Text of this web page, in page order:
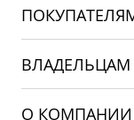
EX5
PREFACE
ВЛАДЕЛЬЦАМ
О КОМПАНИИ